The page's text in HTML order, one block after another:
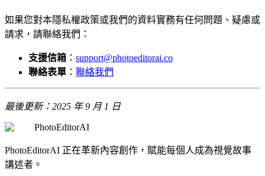
如果您對本隱私權政策或我們的資料實務有任何問題、疑慮或
請求，請聯絡我們：
支援信箱 ： support@photoeditorai.co
聯絡表單 ： 聯絡我們
最後更新：2025 年 9 月 1 日
PhotoEditorAI
PhotoEditorAI 正在革新內容創作，賦能每個人成為視覺故事
講述者。